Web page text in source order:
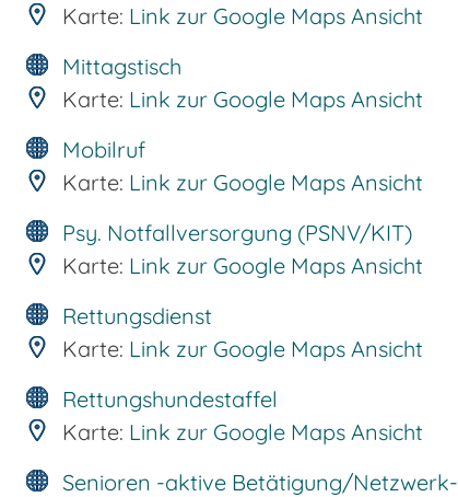
Karte: Link zur Google Maps Ansicht
Mittagstisch
Karte: Link zur Google Maps Ansicht
Mobilruf
Karte: Link zur Google Maps Ansicht
Psy. Notfallversorgung (PSNV/KIT)
Karte: Link zur Google Maps Ansicht
Rettungsdienst
Karte: Link zur Google Maps Ansicht
Rettungshundestaffel
Karte: Link zur Google Maps Ansicht
Senioren -aktive Betätigung/Netzwerk-